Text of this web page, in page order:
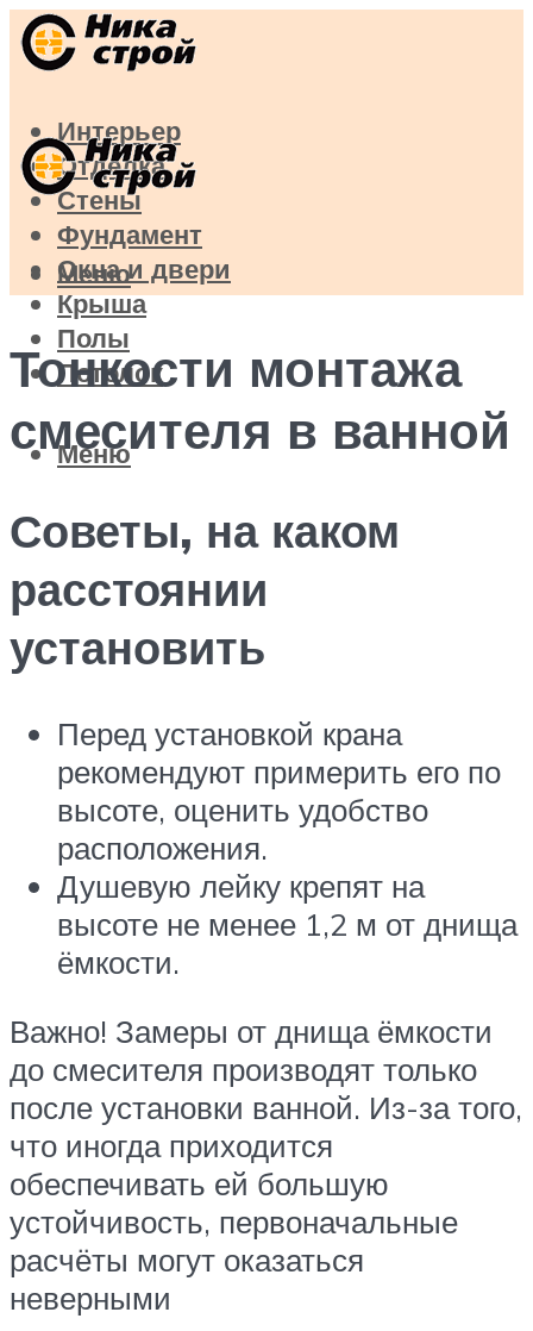
Интерьер
Отделка
Стены
Фундамент
Окна и двери
Крыша
Полы
Потолок
Меню
Меню
Тонкости монтажа
смесителя в ванной
Советы, на каком
расстоянии
установить
Перед установкой крана
рекомендуют примерить его по
высоте, оценить удобство
расположения.
Душевую лейку крепят на
высоте не менее 1,2 м от днища
ёмкости.
Важно! Замеры от днища ёмкости
до смесителя производят только
после установки ванной. Из-за того,
что иногда приходится
обеспечивать ей большую
устойчивость, первоначальные
расчёты могут оказаться
неверными